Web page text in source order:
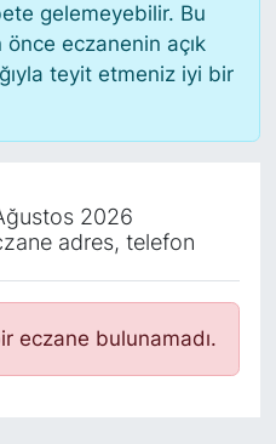
gelemeyebilir. Bu
eczanenin açık
teyit etmeniz iyi bir
2026
adres, telefon
eczane bulunamadı.